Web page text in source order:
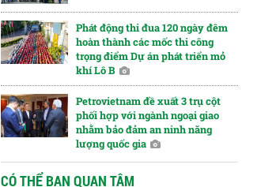
Phát động thi đua 120 ngày đêm
hoàn thành các mốc thi công
trọng điểm Dự án phát triển mỏ
khí Lô B
Petrovietnam đề xuất 3 trụ cột
phối hợp với ngành ngoại giao
nhằm bảo đảm an ninh năng
lượng quốc gia
CÓ THỂ BẠN QUAN TÂM